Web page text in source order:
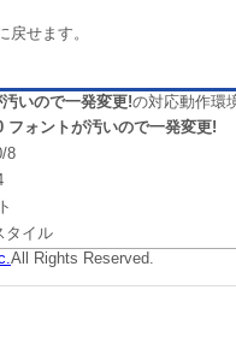
戻せます。
いので一発変更!の対応動作環
フォントが汚いので一発変更!
8
タイル
All Rights Reserved.